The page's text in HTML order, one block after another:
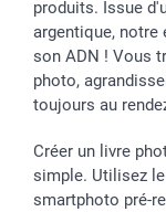
produits. Issue
argentique, notre
son ADN ! Vous
photo,
toujours au
Créer un livre
simple. Utilisez
smartphoto pré-